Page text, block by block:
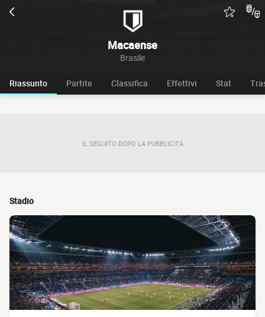
Macaense
Brasile
Riassunto Partite Classifica Effettivi Stat
IL SEGUITO DOPO LA PUBBLICITÀ
Stadio